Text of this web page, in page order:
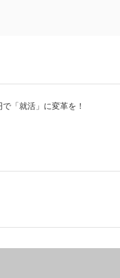
で「就活」に変革を！